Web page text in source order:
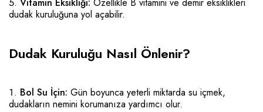
dudak kuruluğuna yol açabilir.
Dudak Kuruluğu Nasıl Önlenir?
Bol Su İçin: Gün boyunca yeterli miktarda su içmek,
dudakların nemini korumanıza yardımcı olur.